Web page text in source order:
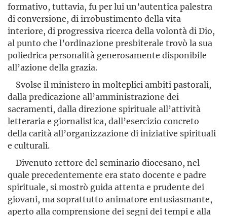
formativo, tuttavia, fu per lui un’autentica palestra
di conversione, di irrobustimento della vita
interiore, di progressiva ricerca della volontà di Dio,
al punto che l’ordinazione presbiterale trovò la sua
poliedrica personalità generosamente disponibile
all’azione della grazia.
Svolse il ministero in molteplici ambiti pastorali,
dalla predicazione all’amministrazione dei
sacramenti, dalla direzione spirituale all’attività
letteraria e giornalistica, dall’esercizio concreto
della carità all’organizzazione di iniziative spirituali
e culturali.
Divenuto rettore del seminario diocesano, nel
quale precedentemente era stato docente e padre
spirituale, si mostrò guida attenta e prudente dei
giovani, ma soprattutto animatore entusiasmante,
aperto alla comprensione dei segni dei tempi e alla